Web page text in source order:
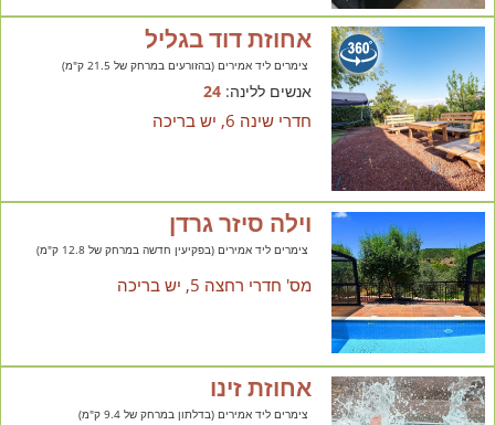
אחוזת דוד בגליל
צימרים ליד אמירים (בהזורעים במרחק של 21.5 ק"מ)
אנשים ללינה:24
חדרי שינה 6, יש בריכה
וילה סיזר גרדן
צימרים ליד אמירים (בפקיעין חדשה במרחק של 12.8 ק"מ)
מס' חדרי רחצה 5, יש בריכה
אחוזת זינו
צימרים ליד אמירים (בדלתון במרחק של 9.4 ק"מ)